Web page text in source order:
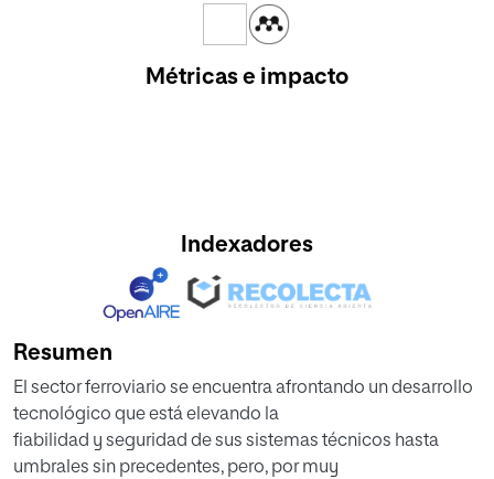
Métricas e impacto
Indexadores
Resumen
El sector ferroviario se encuentra afrontando un desarrollo
tecnológico que está elevando la
fiabilidad y seguridad de sus sistemas técnicos hasta
umbrales sin precedentes, pero, por muy